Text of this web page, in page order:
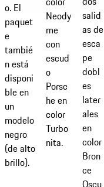
o. El
paquet
e
tambié
n está
disponi
ble en
un
modelo
negro
(de alto
brillo).
Neody
me
con
escud
o
Porsc
he en
color
Turbo
nita.
salid
as de
esca
pe
dobl
es
later
ales
en
color
Bron
ce
Oscu